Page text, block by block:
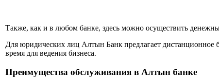
Также, как и в любом банке, здесь можно осуществить
Для юридических лиц Алтын Банк предлагает дистанционное
время для ведения бизнеса.
Преимущества обслуживания в Алтын банке